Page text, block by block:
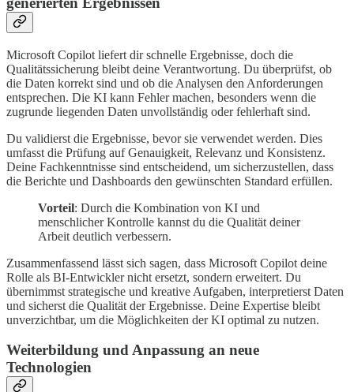
Microsoft Copilot liefert dir schnelle Ergebnisse, doch die
Qualitätssicherung bleibt deine Verantwortung. Du überprüfst, ob
die Daten korrekt sind und ob die Analysen den Anforderungen
entsprechen. Die KI kann Fehler machen, besonders wenn die
zugrunde liegenden Daten unvollständig oder fehlerhaft sind.
Du validierst die Ergebnisse, bevor sie verwendet werden. Dies
umfasst die Prüfung auf Genauigkeit, Relevanz und Konsistenz.
Deine Fachkenntnisse sind entscheidend, um sicherzustellen, dass
die Berichte und Dashboards den gewünschten Standard erfüllen.
Vorteil: Durch die Kombination von KI und
menschlicher Kontrolle kannst du die Qualität deiner
Arbeit deutlich verbessern.
Zusammenfassend lässt sich sagen, dass Microsoft Copilot deine
Rolle als BI-Entwickler nicht ersetzt, sondern erweitert. Du
übernimmst strategische und kreative Aufgaben, interpretierst Daten
und sicherst die Qualität der Ergebnisse. Deine Expertise bleibt
unverzichtbar, um die Möglichkeiten der KI optimal zu nutzen.
Weiterbildung und Anpassung an neue
Technologien